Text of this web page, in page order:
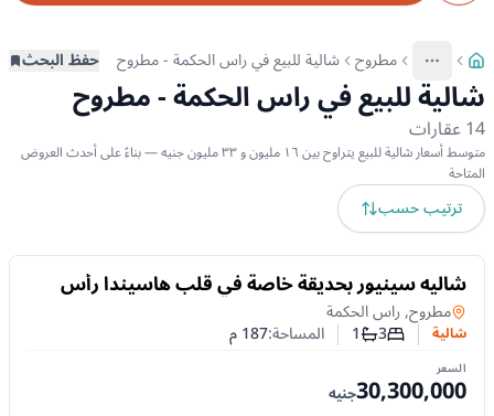
More
عرض المزيد من المسارات
مطروح شالية للبيع في راس الحكمة - مطروح حفظ البحث
شالية للبيع في راس الحكمة - مطروح
14عقارات
متوسط أسعار شالية للبيع يتراوح بين ١٦ مليون و ٣٣ مليون جنيه — بناءً على أحدث العروض
المتاحة
ترتيب حسب
للبيع
شاليه سينيور بحديقة خاصة في قلب هاسيندا رأس
الحكمة | 187 م² وتقسيط 10 سنوات
شاليةفي
مطروح, راس الحكمة
شالية عدد غرف النوم
3عدد الحمامات
1 المساحة:187م
السعر
30,300,000جنيه